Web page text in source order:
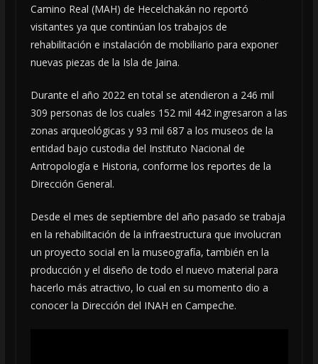
Camino Real (MAH) de Hecelchakán no reportó
visitantes ya que continúan los trabajos de
rehabilitación e instalación de mobiliario para exponer
nuevas piezas de la Isla de Jaina.
Durante el año 2022 en total se atendieron a 246 mil
309 personas de los cuales 152 mil 442 ingresaron a las
zonas arqueológicas y 93 mil 687 a los museos de la
entidad bajo custodia del Instituto Nacional de
Antropología e Historia, conforme los reportes de la
Dirección General.
Desde el mes de septiembre del año pasado se trabaja
en la rehabilitación de la infraestructura que involucran
un proyecto social en la museografía, también en la
producción y el diseño de todo el nuevo material para
hacerlo más atractivo, lo cual en su momento dio a
conocer la Dirección del INAH en Campeche.